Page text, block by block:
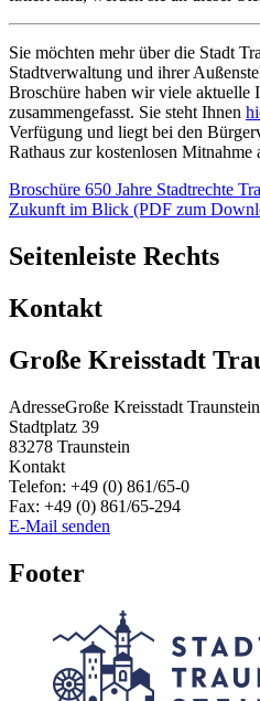
Sie möchten mehr über die Stadt
Stadtverwaltung und ihrer
Broschüre haben wir viele aktuelle
zusammengefasst. Sie steht Ihnen
Verfügung und liegt bei den
Rathaus zur kostenlosen Mitnahme
Broschüre 650 Jahre Stadtrechte
Zukunft im Blick (PDF zum
Seitenleiste Rechts
Kontakt
Große Kreisstadt
AdresseGroße Kreisstadt Traunstein
Stadtplatz 39
83278 Traunstein
Kontakt
Telefon: +49 (0) 861/65-0
Fax: +49 (0) 861/65-294
E-Mail senden
Footer